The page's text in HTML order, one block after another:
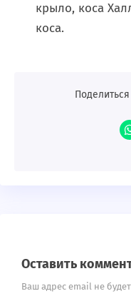
крыло, коса
коса.
Оставить
Ваш адрес email не